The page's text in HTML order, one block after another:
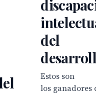
del
Estos son
los ganadores